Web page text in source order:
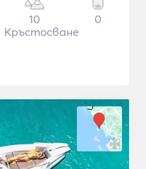
10
Кръстосване
0